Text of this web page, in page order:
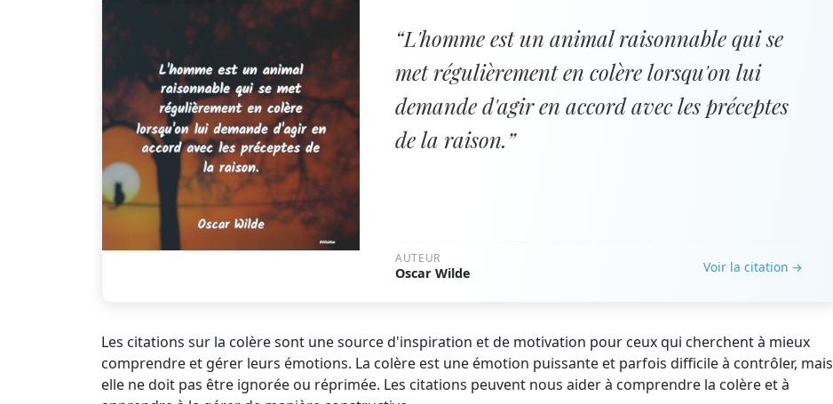
“L'homme est un animal raisonnable qui se
met régulièrement en colère lorsqu'on lui
demande d'agir en accord avec les préceptes
de la raison.”
AUTEUR
Oscar Wilde Voir la citation →
Les citations sur la colère sont une source d'inspiration et de motivation pour ceux qui cherchent à mieux
comprendre et gérer leurs émotions. La colère est une émotion puissante et parfois difficile à contrôler, mais
elle ne doit pas être ignorée ou réprimée. Les citations peuvent nous aider à comprendre la colère et à